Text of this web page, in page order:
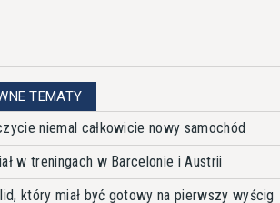
TEMATY
niemal całkowicie nowy samochód
w treningach w Barcelonie i Austrii
który miał być gotowy na pierwszy wyścig